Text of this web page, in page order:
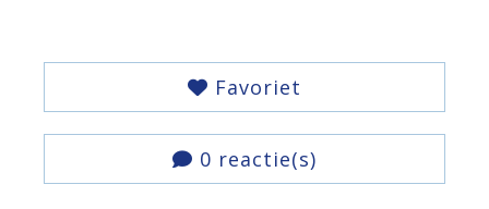
Favoriet
0 reactie(s)